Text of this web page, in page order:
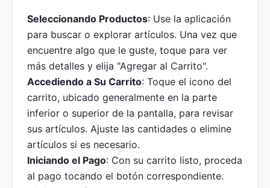
Seleccionando Productos: Use la aplicación
para buscar o explorar artículos. Una vez que
encuentre algo que le guste, toque para ver
más detalles y elija "Agregar al Carrito".
Accediendo a Su Carrito: Toque el icono del
carrito, ubicado generalmente en la parte
inferior o superior de la pantalla, para revisar
sus artículos. Ajuste las cantidades o elimine
artículos si es necesario.
Iniciando el Pago: Con su carrito listo, proceda
al pago tocando el botón correspondiente.